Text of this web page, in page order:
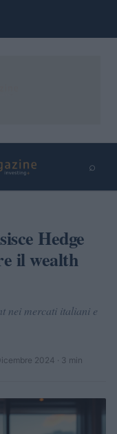
⌕
Hedge
il wealth
nei mercati italiani e
2024 · 3 min